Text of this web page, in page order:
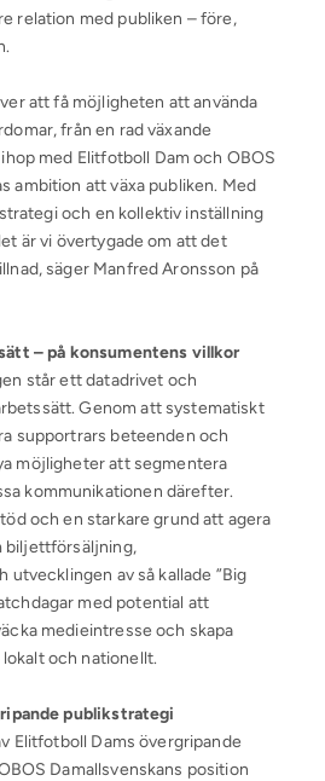
relation med publiken – före,
att få möjligheten att använda
från en rad växande
med Elitfotboll Dam och OBOS
ambition att växa publiken. Med
och en kollektiv inställning
är vi övertygade om att det
säger Manfred Aronsson på
– på konsumentens villkor
står ett datadrivet och
Genom att systematiskt
supportrars beteenden och
möjligheter att segmentera
kommunikationen därefter.
och en starkare grund att agera
biljettförsäljning,
utvecklingen av så kallade ”Big
med potential att
medieintresse och skapa
och nationellt.
publikstrategi
Elitfotboll Dams övergripande
Damallsvenskans position